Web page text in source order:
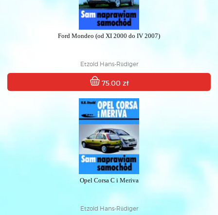
Ford Mondeo (od XI 2000 do IV 2007)
Etzold Hans-Rüdiger
75.00 zł
Opel Corsa C i Meriva
Etzold Hans-Rüdiger